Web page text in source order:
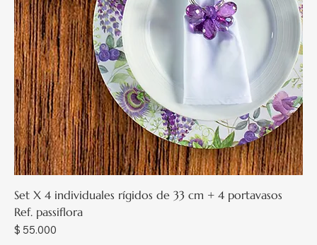
Set X 4 individuales rígidos de 33 cm + 4 portavasos
Ref. passiflora
Precio
$ 55.000